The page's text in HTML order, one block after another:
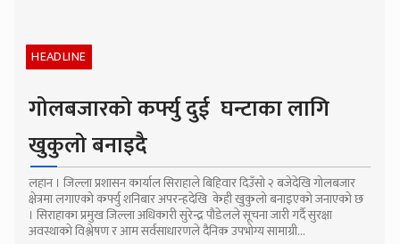
HEADLINE
गोलबजारको कर्फ्यु दुई घन्टाका लागि
खुकुलो बनाइदै
लहान । जिल्ला प्रशासन कार्याल सिराहाले बिहिवार दिउँसो २ बजेदेखि गोलबजार
क्षेत्रमा लगाएको कर्फ्यु शनिबार अपरन्हदेखि केही खुकुलो बनाइएको जनाएको छ
। सिराहाका प्रमुख जिल्ला अधिकारी सुरेन्द्र पौडेलले सूचना जारी गर्दै सुरक्षा
अवस्थाको विश्लेषण र आम सर्वसाधारणले दैनिक उपभोग्य सामाग्री...